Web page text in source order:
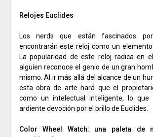
Relojes Euclides
Los nerds que están fascinados
encontrarán este reloj como un elemento
La popularidad de este reloj radica en
alguien reconoce el genio de un gran
mismo.Al ir más allá del alcance de un
esta obra de arte hará que el
como un intelectual inteligente, lo que
ardiente devoción por el brillo de Euclides.
Color Wheel Watch: una paleta de